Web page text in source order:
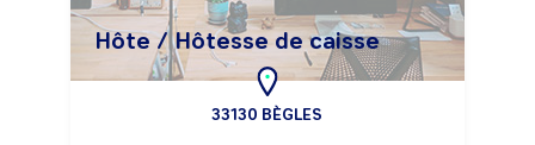
Hôte / Hôtesse de caisse
33130 BÈGLES